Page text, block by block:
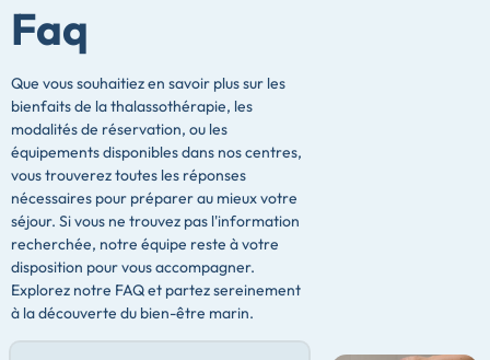
Faq
Que vous souhaitiez en savoir plus sur les
bienfaits de la thalassothérapie, les
modalités de réservation, ou les
équipements disponibles dans nos centres,
vous trouverez toutes les réponses
nécessaires pour préparer au mieux votre
séjour. Si vous ne trouvez pas l'information
recherchée, notre équipe reste à votre
disposition pour vous accompagner.
Explorez notre FAQ et partez sereinement
à la découverte du bien-être marin.